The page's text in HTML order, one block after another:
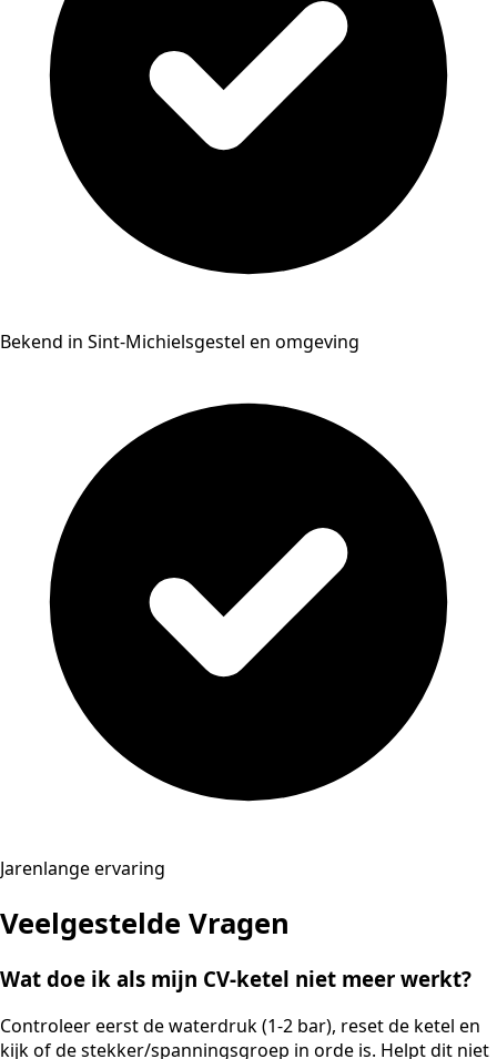
Bekend in Sint-Michielsgestel en omgeving
Jarenlange ervaring
Veelgestelde Vragen
Wat doe ik als mijn CV-ketel niet meer werkt?
Controleer eerst de waterdruk (1-2 bar), reset de ketel en
kijk of de stekker/spanningsgroep in orde is. Helpt dit niet